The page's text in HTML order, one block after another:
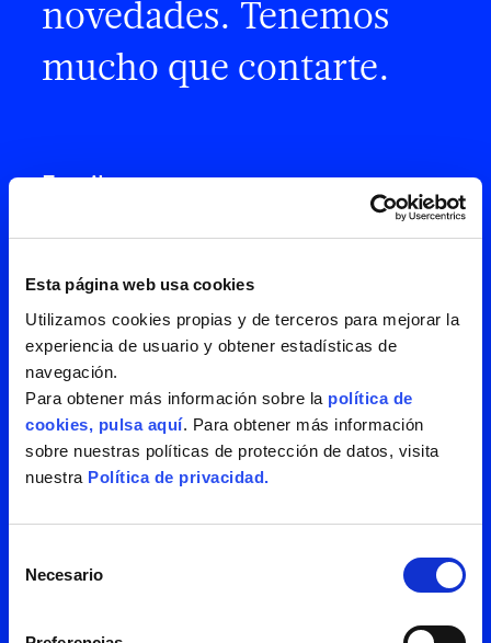
Esta página web usa cookies
Utilizamos cookies propias y de terceros para mejorar la
experiencia de usuario y obtener estadísticas de
navegación.
Para obtener más información sobre la política de
cookies, pulsa aquí. Para obtener más información
sobre nuestras políticas de protección de datos, visita
nuestra Política de privacidad.
Necesario
novedades. Tenemos
mucho que contarte.
privacidad